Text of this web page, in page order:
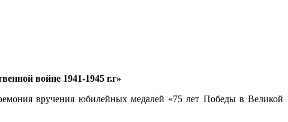
войне 1941-1945 г.г»
вручения юбилейных медалей «75 лет Победы в Великой